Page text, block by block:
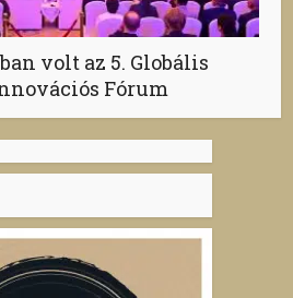
volt az 5. Globális
Fórum